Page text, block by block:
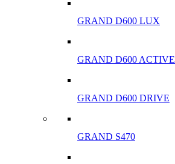
GRAND D600 LUX
GRAND D600 ACTIVE
GRAND D600 DRIVE
GRAND S470